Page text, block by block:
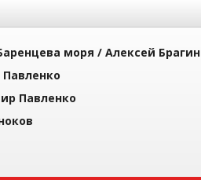
моря / Алексей Брагин
Павленко